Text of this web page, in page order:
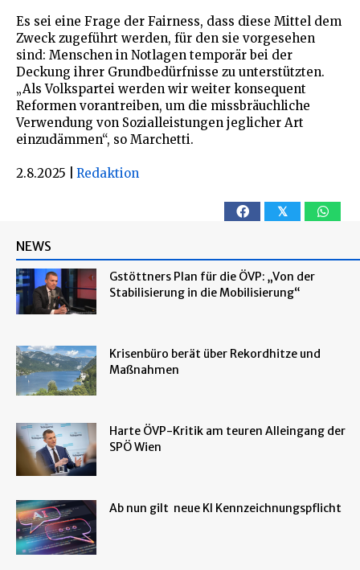
Es sei eine Frage der Fairness, dass diese Mittel dem
Zweck zugeführt werden, für den sie vorgesehen
sind: Menschen in Notlagen temporär bei der
Deckung ihrer Grundbedürfnisse zu unterstützten.
„Als Volkspartei werden wir weiter konsequent
Reformen vorantreiben, um die missbräuchliche
Verwendung von Sozialleistungen jeglicher Art
einzudämmen“, so Marchetti.
2.8.2025 Redaktion
𝕏
NEWS
Gstöttners Plan für die ÖVP: „Von der
Stabilisierung in die Mobilisierung“
Krisenbüro berät über Rekordhitze und
Maßnahmen
Harte ÖVP-Kritik am teuren Alleingang der
SPÖ Wien
Ab nun gilt neue KI Kennzeichnungspflicht